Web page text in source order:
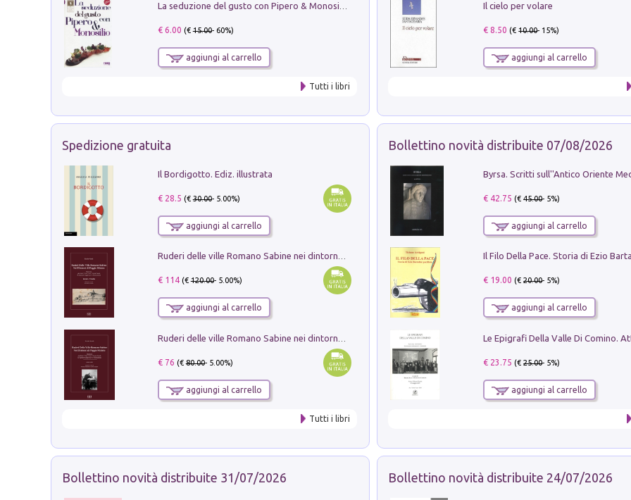
€ 6.00 (€15.00- 60%)
aggiungi al carrello
Tutti i libri
Il cielo per volare
€ 8.50 (€10.00- 15%)
aggiungi al carrello
Spedizione gratuita
Il Bordigotto. Ediz. illustrata
€ 28.5 (€30.00- 5.00%)
aggiungi al carrello
Ruderi delle ville Romano Sabine nei dintorni di Poggio Mirteto. Illustrati dal dott.re prof.re cav.re Ercole Nardi regio ispettore degli scavi e monumenti. Anno 1885. Tavole e studio. Con 25 tavole fuori testo in cartella editoriale
€ 114(€120.00- 5.00%)
aggiungi al carrello
€ 76 (€80.00- 5.00%)
aggiungi al carrello
Tutti i libri
Bollettino novità distribuite 07/08/2026
€ 42.75 (€45.00- 5%)
aggiungi al carrello
€ 19.00 (€20.00- 5%)
aggiungi al carrello
€ 23.75 (€25.00- 5%)
aggiungi al carrello
Bollettino novità distribuite 31/07/2026 Bollettino novità distribuite 24/07/2026